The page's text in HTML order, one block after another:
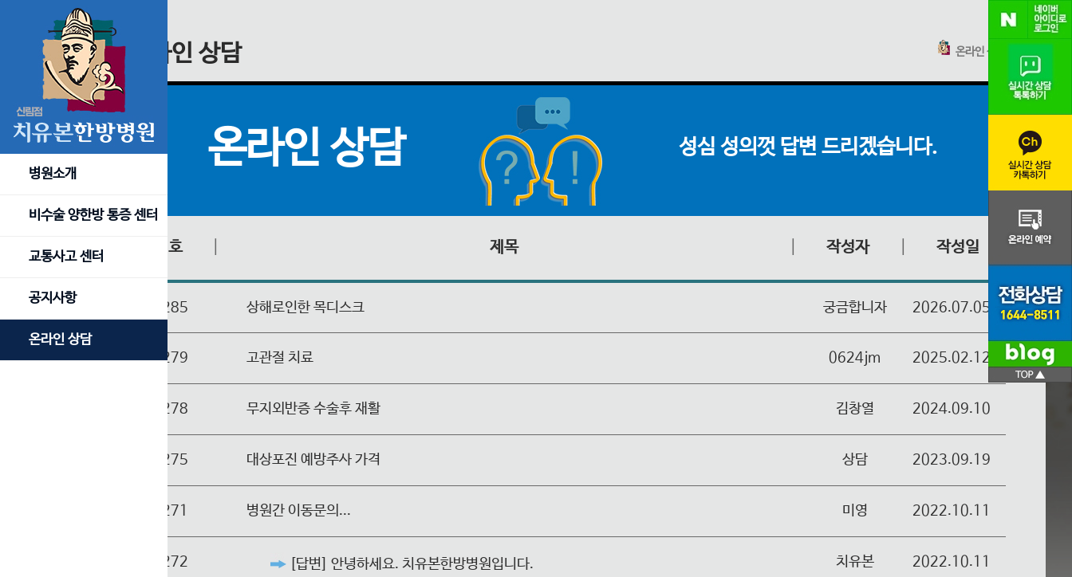
병원소개
비수술 양한방 통증 센터
교통사고 센터
공지사항
온라인 상담
온라인 상담 온라인 상담
온라인 상담 성심 성의껏 답변 드리겠습니다.
번호 제목 작성자 작성일
285 상해로인한 목디스크 궁금합니자 2026.07.05
279 고관절 치료 0624jm 2025.02.12
278 무지외반증 수술후 재활 김창열 2024.09.10
275 대상포진 예방주사 가격 상담 2023.09.19
271 병원간 이동문의... 미영 2022.10.11
272 [답변] 안녕하세요. 치유본한방병원입니다. 치유본 2022.10.11